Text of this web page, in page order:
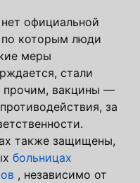
официальной
по которым люди
меры
стали
прочим, вакцины —
за
также защищены,
больницах
, независимо от